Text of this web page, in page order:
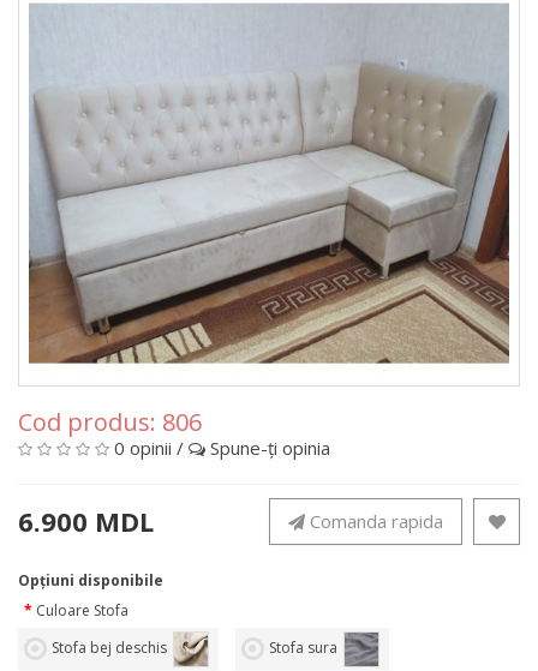
Cod produs: 806
0 opinii / Spune-ţi opinia
6.900 MDL Comanda rapida
Opţiuni disponibile
Culoare Stofa
Stofa bej deschis
Stofa sura